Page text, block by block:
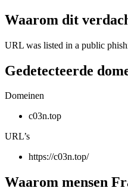
Waarom dit
URL was listed in a public
Gedetecteerde
Domeinen
c03n.top
URL’s
https://c03n.top/
Waarom mensen